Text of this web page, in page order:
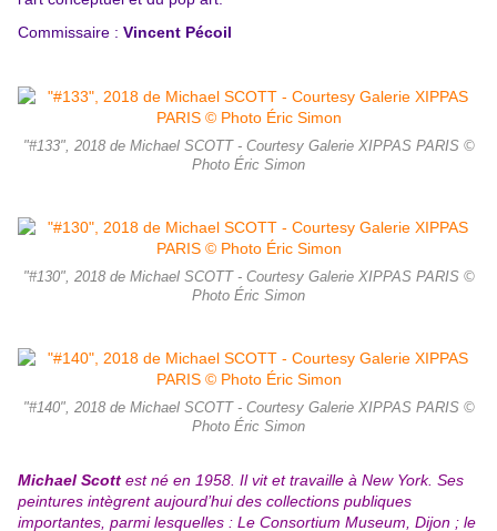
Commissaire : Vincent Pécoil
"#133", 2018 de Michael SCOTT - Courtesy Galerie XIPPAS PARIS ©
Photo Éric Simon
"#130", 2018 de Michael SCOTT - Courtesy Galerie XIPPAS PARIS ©
Photo Éric Simon
"#140", 2018 de Michael SCOTT - Courtesy Galerie XIPPAS PARIS ©
Photo Éric Simon
Michael Scott est né en 1958. Il vit et travaille à New York. Ses
peintures intègrent aujourd’hui des collections publiques
importantes, parmi lesquelles : Le Consortium Museum, Dijon ; le